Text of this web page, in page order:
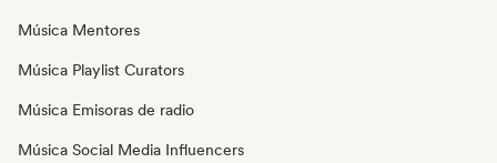
Música Mentores
Música Playlist Curators
Música Emisoras de radio
Música Social Media Influencers